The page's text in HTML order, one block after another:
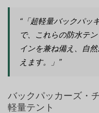
“「超軽量バックパッ
で、これらの防水テ
インを兼ね備え、自
えます。」”
バックパッカーズ・
軽量テント